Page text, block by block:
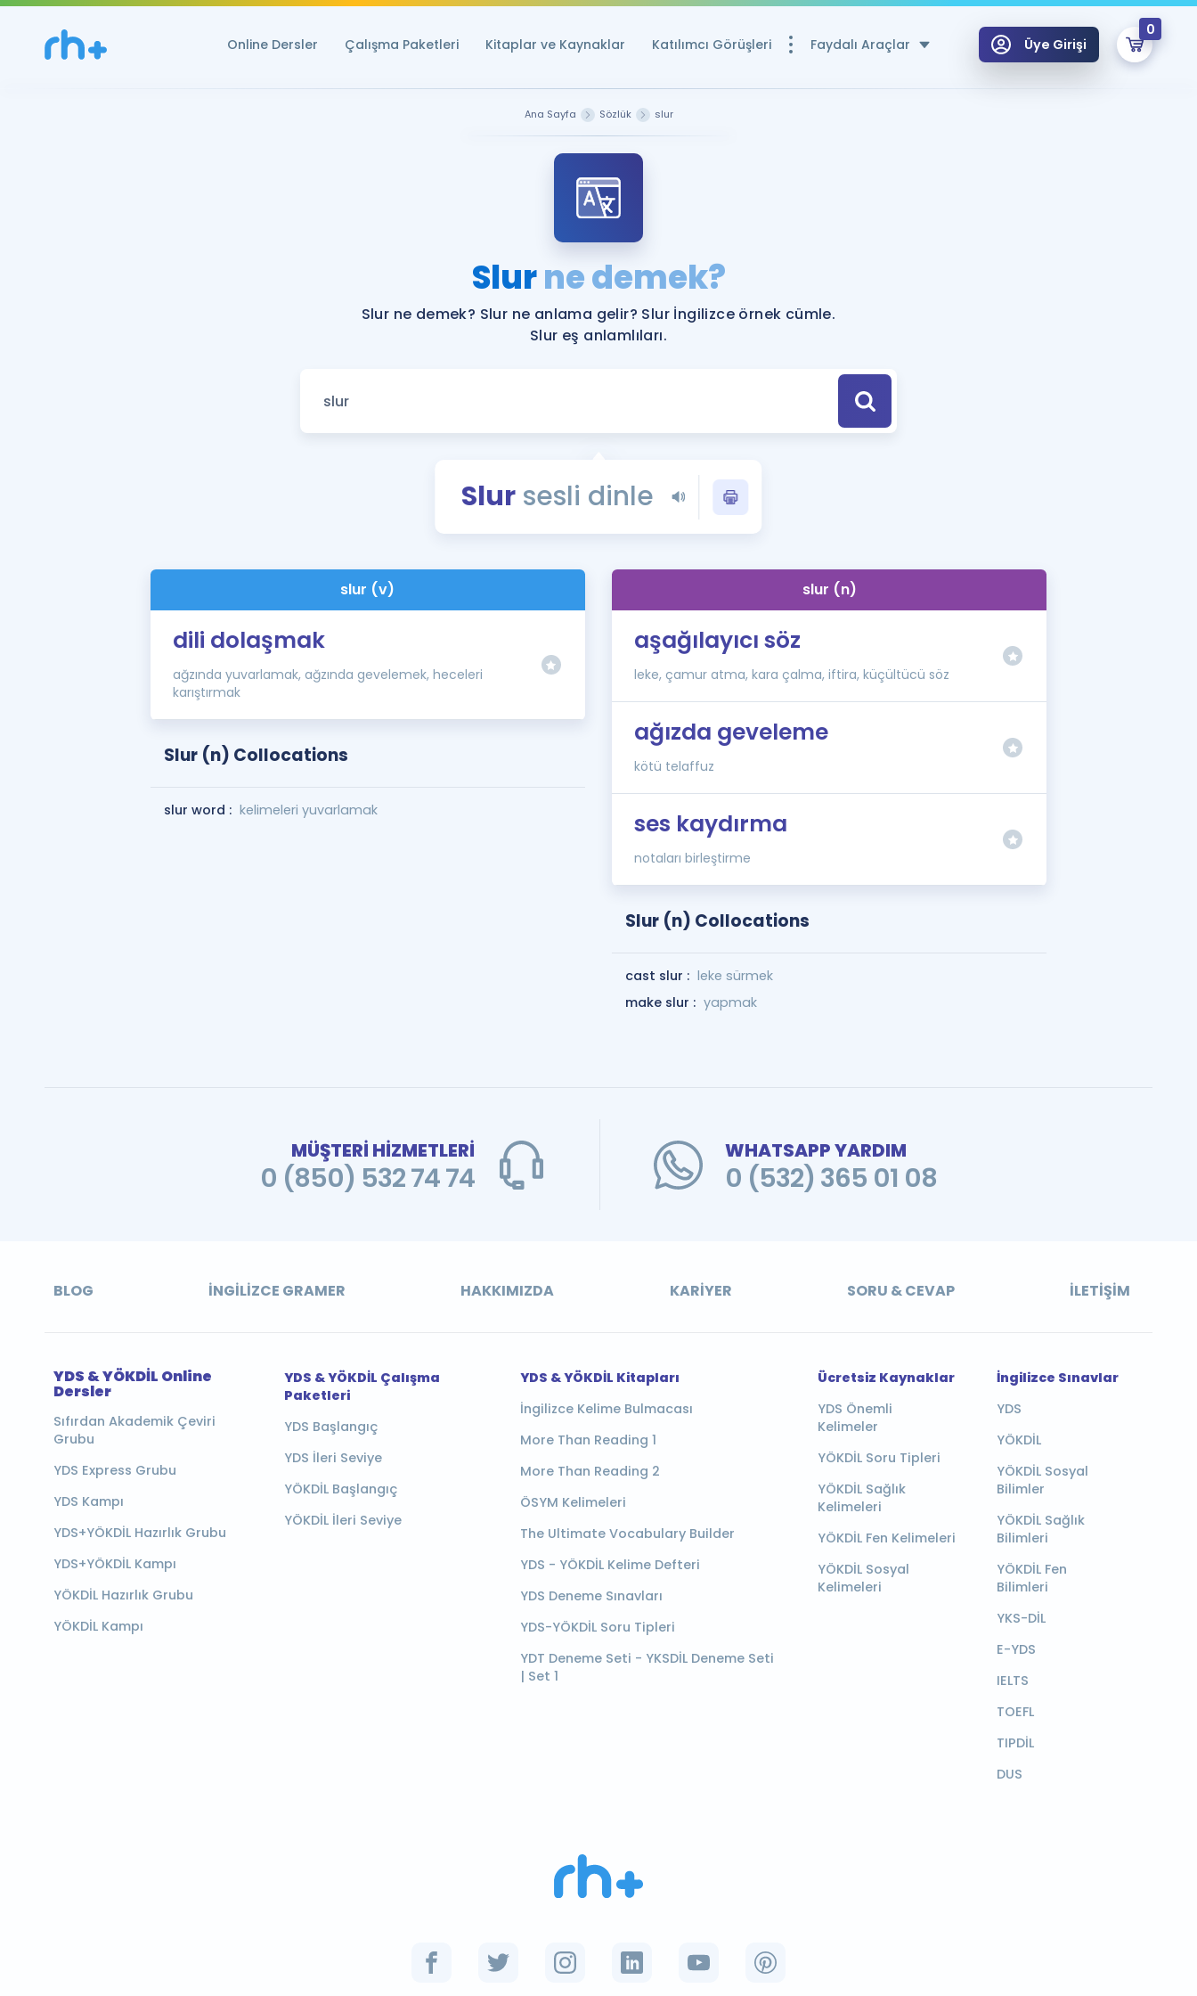
Online Dersler Çalışma Paketleri Kitaplar ve Kaynaklar Katılımcı Görüşleri Faydalı Araçlar
YDS ve YÖKDİL Puan Hesaplama Aracı
YDS ve YÖKDİL'e Hazırlananlar için Öneriler
Tüm ÖSYM Sınavları Tek Takvimde
Blog
YDS - YÖKDİL Tüm Sınavlarla İlgili Haberler
İngilizce Gramer
Üye Girişi
0
Ana Sayfa Sözlük slur
Slurne demek?
Slur ne demek? Slur ne anlama gelir? Slur İngilizce örnek cümle.
Slur eş anlamlıları.
Slur sesli dinle
slur (v)
dili dolaşmak
ağzında yuvarlamak, ağzında gevelemek, heceleri
karıştırmak
Slur (n) Collocations
slur word : kelimeleri yuvarlamak
slur (n)
aşağılayıcı söz
leke, çamur atma, kara çalma, iftira, küçültücü söz
ağızda geveleme
kötü telaffuz
ses kaydırma
notaları birleştirme
Slur (n) Collocations
cast slur : leke sürmek
make slur : yapmak
MÜŞTERİ HİZMETLERİ
0 (850) 532 74 74
WHATSAPP YARDIM
0 (532) 365 01 08
BLOG İNGILIZCE GRAMER HAKKIMIZDA KARIYER SORU & CEVAP İLETIŞIM
YDS & YÖKDİL Online
Dersler
Sıfırdan Akademik Çeviri
Grubu
YDS Express Grubu
YDS Kampı
YDS+YÖKDİL Hazırlık Grubu
YDS+YÖKDİL Kampı
YÖKDİL Hazırlık Grubu
YÖKDİL Kampı
YDS & YÖKDİL Çalışma
Paketleri
YDS Başlangıç
YDS İleri Seviye
YÖKDİL Başlangıç
YÖKDİL İleri Seviye
YDS & YÖKDİL Kitapları
İngilizce Kelime Bulmacası
More Than Reading 1
More Than Reading 2
ÖSYM Kelimeleri
The Ultimate Vocabulary Builder
YDS - YÖKDİL Kelime Defteri
YDS Deneme Sınavları
YDS-YÖKDİL Soru Tipleri
YDT Deneme Seti - YKSDİL Deneme Seti
| Set 1
Ücretsiz Kaynaklar
YDS Önemli
Kelimeler
YÖKDİL Soru Tipleri
YÖKDİL Sağlık
Kelimeleri
YÖKDİL Fen Kelimeleri
YÖKDİL Sosyal
Kelimeleri
İngilizce Sınavlar
YDS
YÖKDİL
YÖKDİL Sosyal
Bilimler
YÖKDİL Sağlık
Bilimleri
YÖKDİL Fen
Bilimleri
YKS-DİL
E-YDS
IELTS
TOEFL
TIPDİL
DUS